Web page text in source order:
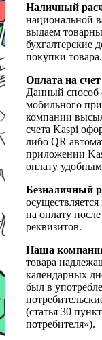
Наличный
национальной
выдаем
бухгалтерские
покупки товара.
Оплата на
Данный
мобильного
компании
счета Kaspi
либо QR
приложении
оплату
Безналичный
на оплату
реквизитов.
Наша
товара
календарных
был в
(статья 30
потребителя»).